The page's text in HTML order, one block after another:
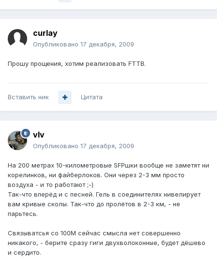
curlay
Опубликовано 17 декабря, 2009
Прошу прощения, хотим реализовать FTTB.
Вставить ник Цитата
vIv
Опубликовано 17 декабря, 2009
На 200 метрах 10-километровые SFPшки вообще не заметят ни
корелинков, ни файберлоков. Они через 2-3 мм просто
воздуха - и то работают ;-)
Так-что вперёд и с песней. Гель в соединителях нивелирует
вам кривые сколы. Так-что до пролётов в 2-3 км, - не
парьтесь.
Связыватсья со 100М сейчас смысла нет совершенно
никакого, - берите сразу гиги двухволоконные, будет дёшево
и сердито.